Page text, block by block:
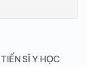
SĨ Y HỌC